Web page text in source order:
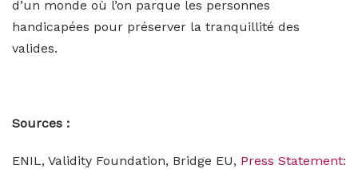
d’un monde où l’on parque les personnes
handicapées pour préserver la tranquillité des
valides.
Sources :
ENIL, Validity Foundation, Bridge EU, Press Statement: